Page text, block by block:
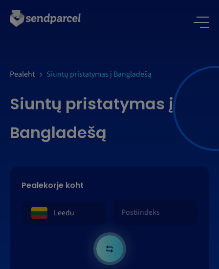
Pealeht Siuntų pristatymas į Bangladešą
Siuntų pristatymas į
Bangladešą
Pealekorje koht